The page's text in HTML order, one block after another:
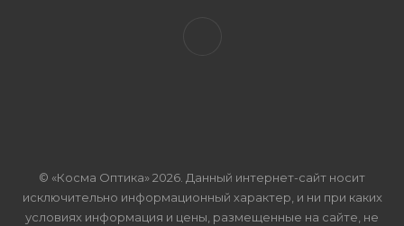
© «Косма Оптика» 2026. Данный интернет-сайт носит
исключительно информационный характер, и ни при каких
условиях информация и цены, размещенные на сайте, не